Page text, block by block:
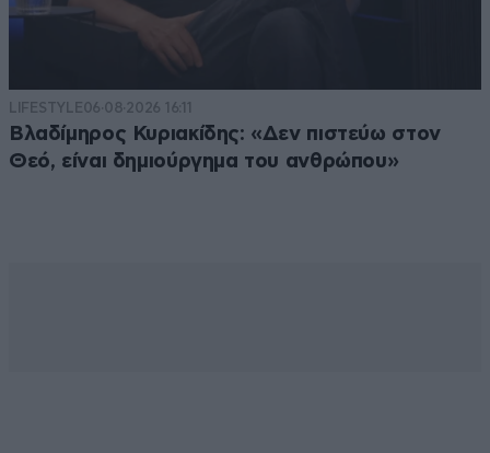
LIFESTYLE06·08·2026 16:11
Βλαδίμηρος Κυριακίδης: «Δεν πιστεύω στον
Θεό, είναι δημιούργημα του ανθρώπου»